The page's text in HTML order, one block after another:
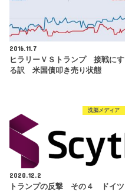
2016.11.7
ヒラリーＶＳトランプ 接戦にす
る訳 米国債叩き売り状態
洗脳メディア
2020.12.2
トランプの反撃 その４ ドイツ